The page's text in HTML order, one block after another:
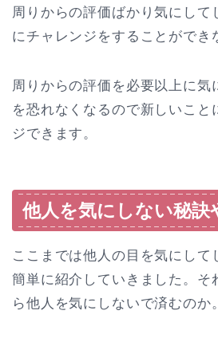
周りからの評価ばかり気にして
にチャレンジをすることができ
周りからの評価を必要以上に気
を恐れなくなるので新しいこと
ジできます。
他人を気にしない秘訣
ここまでは他人の目を気にして
簡単に紹介していきました。そ
ら他人を気にしないで済むのか。